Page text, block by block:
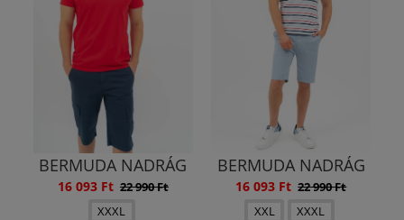
BERMUDA NADRÁG
16 093 Ft 22 990 Ft
XXXL
BERMUDA NADRÁG
16 093 Ft 22 990 Ft
XXL
XXXL